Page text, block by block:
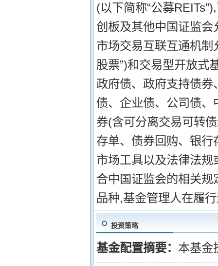
(以下简称“公募
创板及其他中国证监
市场交易互联互通机制
股票”)和交易型开放式
政府债、政府支持债
债、企业债、公司债
券(含可分离交易可转
存单、债券回购、银
市场工具以及法律法
合中国证监会的相关
品种,基金管理人在履
投资策略
基金配置摘要： 本基金